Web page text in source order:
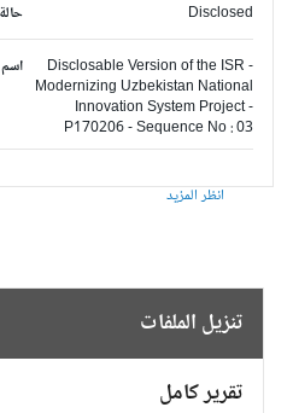
حالة Disclosed
اسم
Disclosable Version of the ISR -
Modernizing Uzbekistan National
Innovation System Project -
P170206 - Sequence No : 03
انظر المزيد
تنزيل الملفات
تقرير كامل